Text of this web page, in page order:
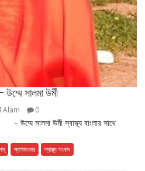
উম্মে সালমা উর্মী
Alam 0
সালমা উর্মী স্বাস্থ্য বাংলার সাথে
স্বাক্ষাৎকার স্বাস্থ্য সংবাদ